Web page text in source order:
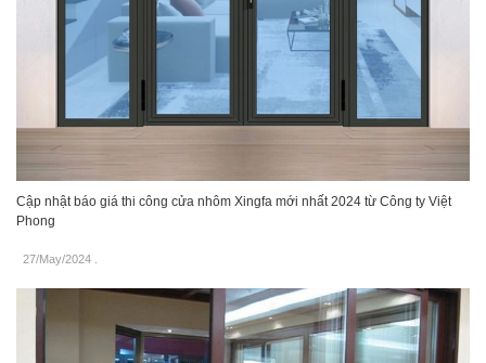
Cập nhật báo giá thi công cửa nhôm Xingfa mới nhất 2024 từ Công ty Việt
Phong
27/May/2024